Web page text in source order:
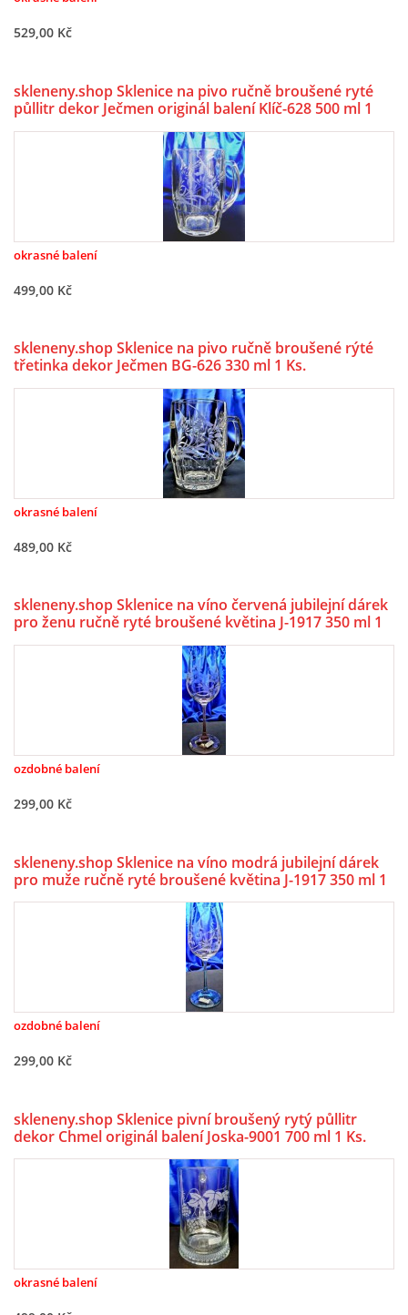
529,00 Kč
skleneny.shop Sklenice na pivo ručně broušené ryté
půllitr dekor Ječmen originál balení Klíč-628 500 ml 1
okrasné balení
499,00 Kč
skleneny.shop Sklenice na pivo ručně broušené rýté
třetinka dekor Ječmen BG-626 330 ml 1 Ks.
okrasné balení
489,00 Kč
skleneny.shop Sklenice na víno červená jubilejní dárek
pro ženu ručně ryté broušené květina J-1917 350 ml 1
Ks.
ozdobné balení
299,00 Kč
skleneny.shop Sklenice na víno modrá jubilejní dárek
pro muže ručně ryté broušené květina J-1917 350 ml 1
Ks.
ozdobné balení
299,00 Kč
skleneny.shop Sklenice pivní broušený rytý půllitr
dekor Chmel originál balení Joska-9001 700 ml 1 Ks.
okrasné balení